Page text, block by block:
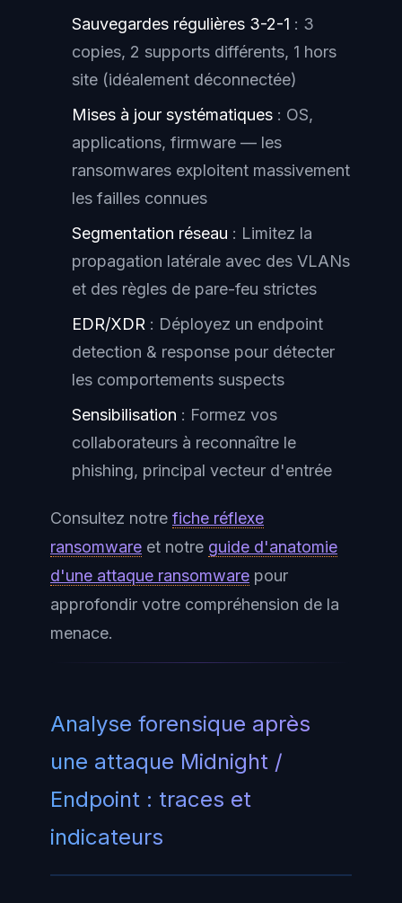
Sauvegardes régulières 3-2-1 : 3
copies, 2 supports différents, 1 hors
site (idéalement déconnectée)
Mises à jour systématiques : OS,
applications, firmware — les
ransomwares exploitent massivement
les failles connues
Segmentation réseau : Limitez la
propagation latérale avec des VLANs
et des règles de pare-feu strictes
EDR/XDR : Déployez un endpoint
detection & response pour détecter
les comportements suspects
Sensibilisation : Formez vos
collaborateurs à reconnaître le
phishing, principal vecteur d'entrée
Consultez notre fiche réflexe
ransomware et notre guide d'anatomie
d'une attaque ransomware pour
approfondir votre compréhension de la
menace.
Analyse forensique après
une attaque Midnight /
Endpoint : traces et
indicateurs